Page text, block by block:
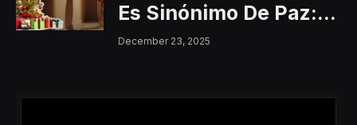
Es Sinónimo De Paz:
Aumentan Los
Para Mujeres Y Niñas
December 23, 2025